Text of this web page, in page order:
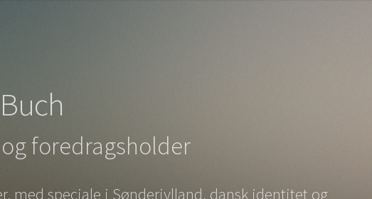
foredragsholder
med speciale i Sønderjylland, dansk identitet og